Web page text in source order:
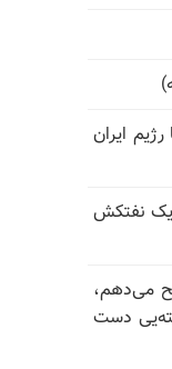
ایران
یک نفتکش
می‌دهم،
دست